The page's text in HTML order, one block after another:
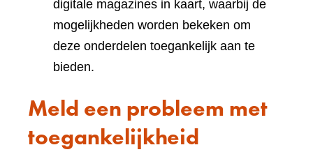
digitale magazines in kaart, waarbij de
mogelijkheden worden bekeken om
deze onderdelen toegankelijk aan te
bieden.
Meld een probleem met
toegankelijkheid